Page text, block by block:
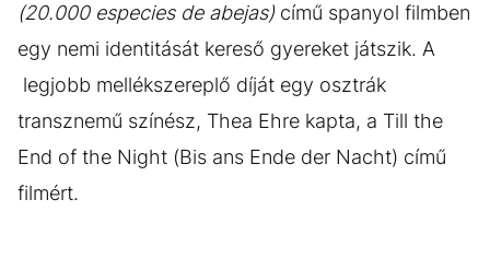
(20.000 especies de abejas)című spanyol filmben
egy nemi identitását kereső gyereket játszik. A
legjobb mellékszereplő díját egy osztrák
transznemű színész, Thea Ehre kapta, a Till the
End of the Night (Bis ans Ende der Nacht) című
filmért.